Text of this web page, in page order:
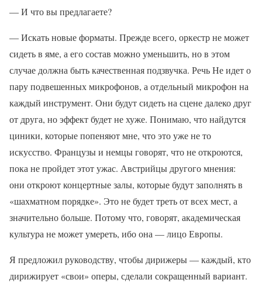
— И что вы предлагаете?
— Искать новые форматы. Прежде всего, оркестр не может
сидеть в яме, а его состав можно уменьшить, но в этом
случае должна быть качественная подзвучка. Речь Не идет о
пару подвешенных микрофонов, а отдельный микрофон на
каждый инструмент. Они будут сидеть на сцене далеко друг
от друга, но эффект будет не хуже. Понимаю, что найдутся
циники, которые попеняют мне, что это уже не то
искусство. Французы и немцы говорят, что не откроются,
пока не пройдет этот ужас. Австрийцы другого мнения:
они откроют концертные залы, которые будут заполнять в
«шахматном порядке». Это не будет треть от всех мест, а
значительно больше. Потому что, говорят, академическая
культура не может умереть, ибо она — лицо Европы.
Я предложил руководству, чтобы дирижеры — каждый, кто
дирижирует «свои» оперы, сделали сокращенный вариант.